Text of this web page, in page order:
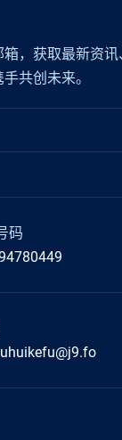
，获取最新资
共创未来。
码